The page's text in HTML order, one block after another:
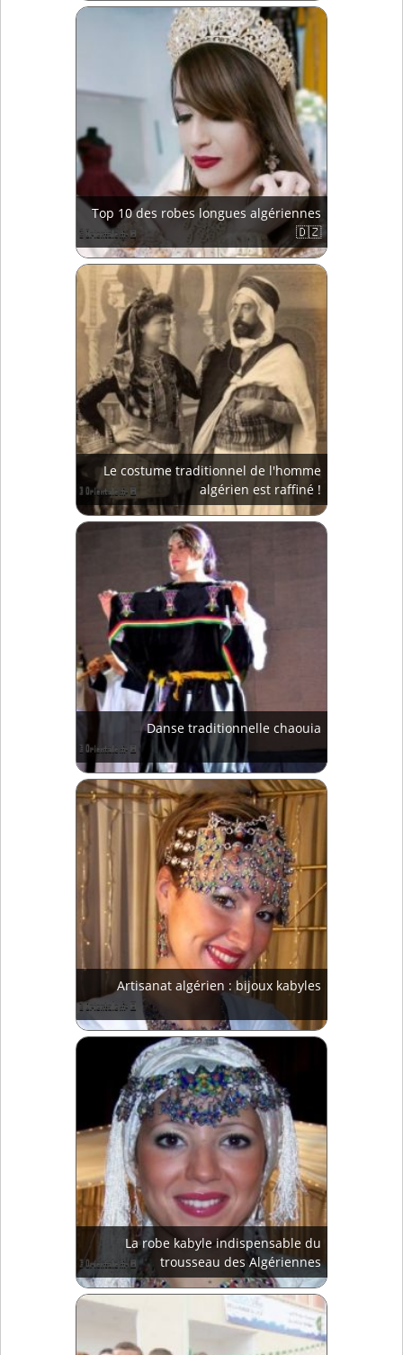
Top 10 des robes longues algériennes
🇩🇿
Le costume traditionnel de l'homme
algérien est raffiné !
Danse traditionnelle chaouia
Artisanat algérien : bijoux kabyles
La robe kabyle indispensable du
trousseau des Algériennes